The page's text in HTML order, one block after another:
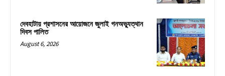
দেবহাটায় প্রশাসনের আয়োজনে জুলাই গনঅভ্যুত্থান
দিবস পালিত
August 6, 2026